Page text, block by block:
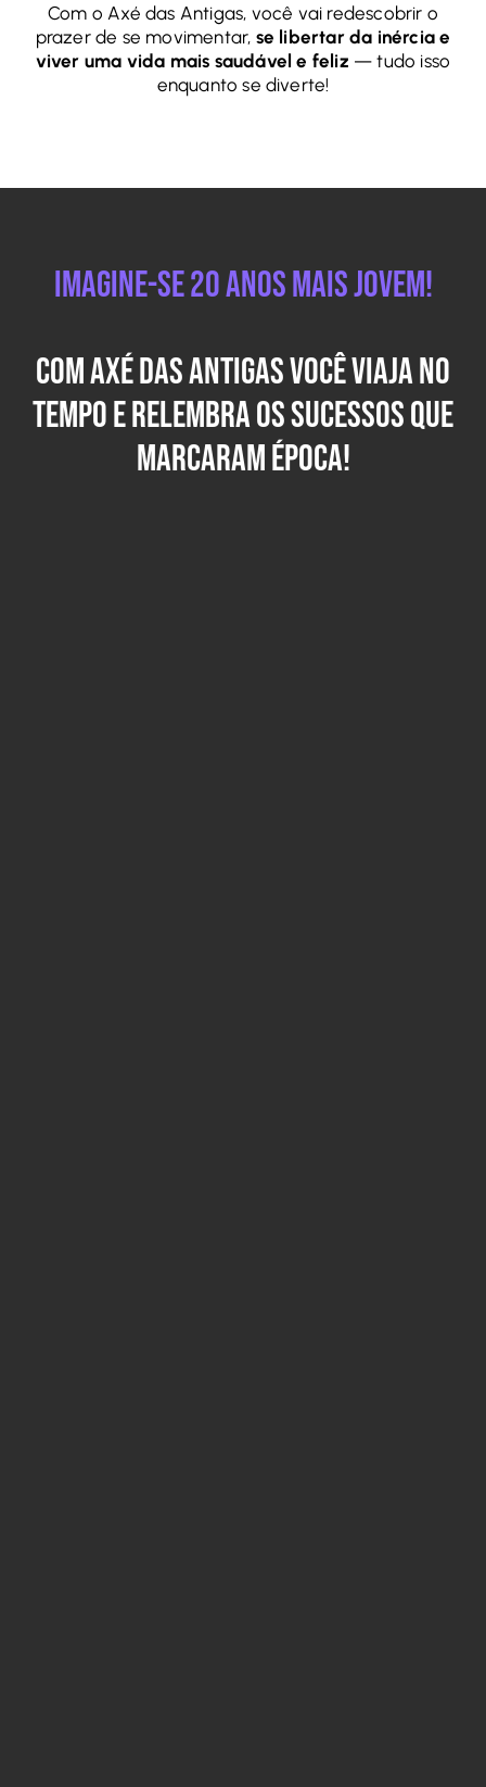
Com o Axé das Antigas, você vai redescobrir o
prazer de se movimentar, se libertar da inércia e
viver uma vida mais saudável e feliz — tudo isso
enquanto se diverte!
Imagine-se 20 anos mais jovem!
Com axé das antigas você viaja no
tempo e relembra os sucessos que
marcaram época!